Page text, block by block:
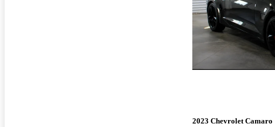
2023 Chevrolet Camaro